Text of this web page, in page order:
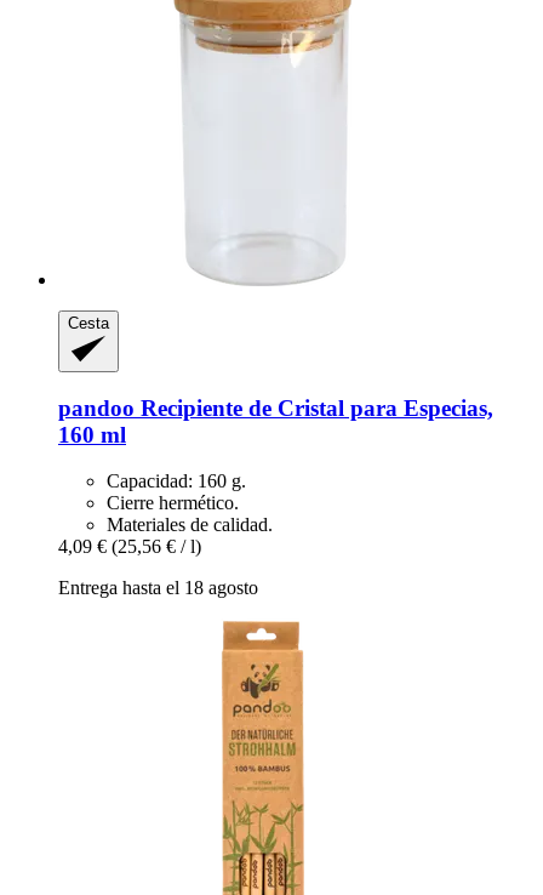
Cesta
pandoo Recipiente de Cristal para Especias,
160 ml
Capacidad: 160 g.
Cierre hermético.
Materiales de calidad.
4,09 € (25,56 € / l)
Entrega hasta el 18 agosto